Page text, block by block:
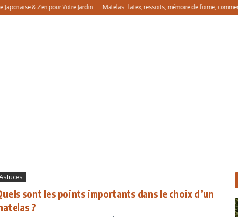
& Zen pour Votre Jardin Matelas : latex, ressorts, mémoire de forme, comment
Astuces
sont les points importants dans le choix d’un
?